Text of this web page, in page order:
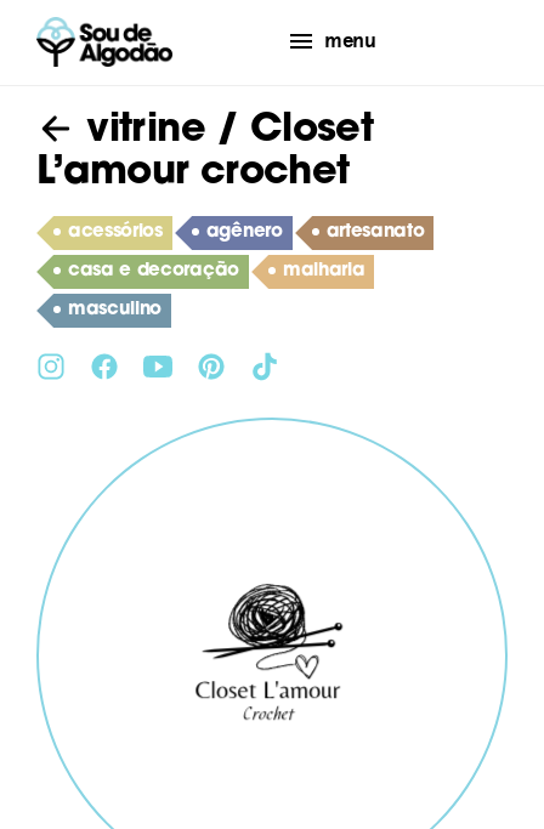
menu
vitrine/ Closet
L’amour crochet
acessórios agênero artesanato
casa e decoração malharia
masculino